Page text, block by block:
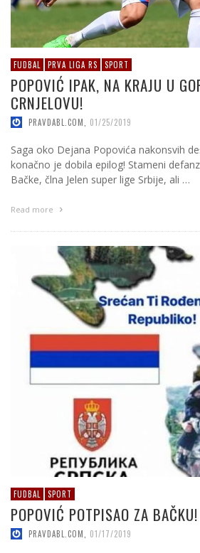
FUDBAL PRVA LIGA RS SPORT
POPOVIĆ IPAK, NA KRAJU U
CRNJELOVU!
PRAVDABL.COM 01/25/2019
Saga oko Dejana Popovića nakonsvih
konačno je dobila epilog! Stameni
Bačke, člna Jelen super lige Srbije, ali …
Read more
FUDBAL SPORT
POPOVIĆ POTPISAO ZA BAČKU!
PRAVDABL.COM 01/17/2019